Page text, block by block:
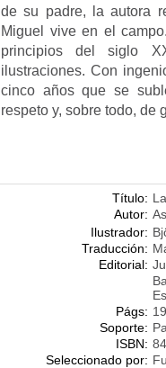
de su padre, la autora
Miguel vive en el
principios del siglo
ilustraciones. Con
cinco años que se
respeto y, sobre todo, de
Título:
Autor:
Ilustrador:
Traducción:
Editorial:
Págs:
Soporte:
ISBN:
Seleccionado por: